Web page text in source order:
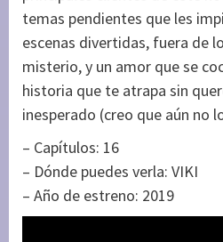
temas pendientes que les
escenas divertidas, fuera de
misterio, y un amor que se
historia que te atrapa sin
inesperado (creo que aún no
– Capítulos: 16
– Dónde puedes verla: VIKI
– Año de estreno: 2019